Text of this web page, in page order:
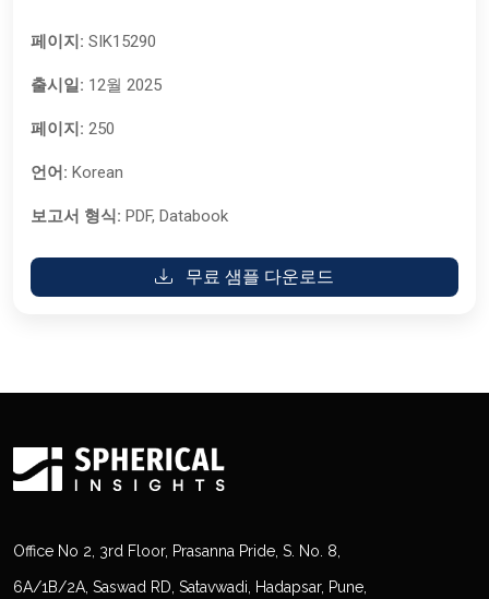
페이지: SIK15290
출시일: 12월 2025
페이지: 250
언어: Korean
보고서 형식: PDF, Databook
무료 샘플 다운로드
Office No 2, 3rd Floor, Prasanna Pride, S. No. 8,
6A/1B/2A, Saswad RD, Satavwadi, Hadapsar, Pune,